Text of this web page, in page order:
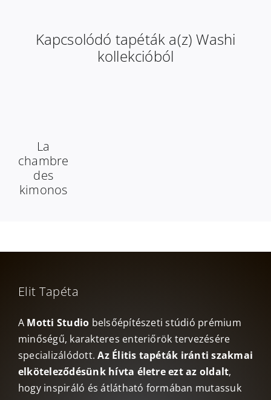
Kapcsolódó tapéták a(z) Washi
kollekcióból
La
chambre
des
kimonos
Elit Tapéta
A Motti Studio belsőépítészeti stúdió prémium
minőségű, karakteres enteriőrök tervezésére
specializálódott.Az Élitis tapéták iránti szakmai
elköteleződésünk hívta életre ezt az oldalt,
hogy inspiráló és átlátható formában mutassuk